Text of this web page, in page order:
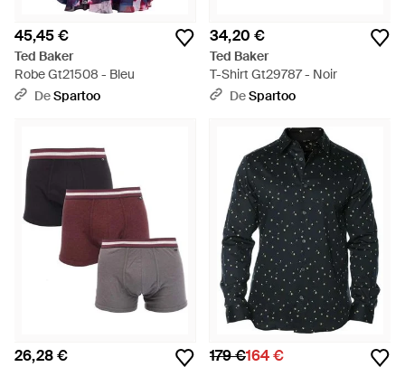
45,45 €
Ted Baker
Robe Gt21508 - Bleu
DeSpartoo
34,20 €
Ted Baker
T-Shirt Gt29787 - Noir
DeSpartoo
26,28 € 179 €164 €